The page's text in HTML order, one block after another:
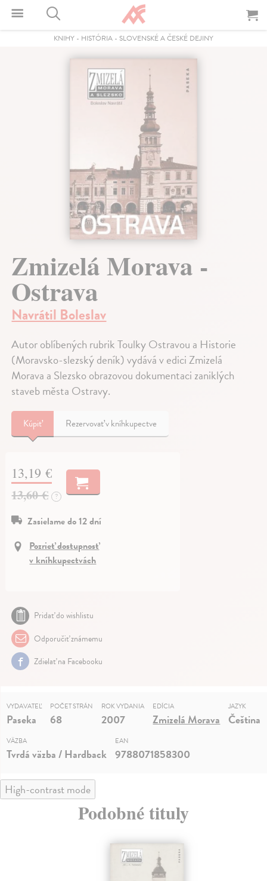
KNIHY - HISTÓRIA - SLOVENSKÉ A ČESKÉ DEJINY
Zmizelá Morava -
Ostrava
Navrátil Boleslav
Autor oblíbených rubrik Toulky Ostravou a Historie
(Moravsko-slezský deník) vydává v edici Zmizelá
Morava a Slezsko obrazovou dokumentaci zaniklých
staveb města Ostravy.
Kúpiť Rezervovať v kníhkupectve
13,19 €
13,60 €
?
Zasielame do 12 dní
Pozrieť dostupnosť
v kníhkupectvách
Pridať do wishlistu
Odporučiť známemu
Zdielať na Facebooku
VYDAVATEĽ
Paseka
POČET STRÁN
68
ROK VYDANIA
2007
EDÍCIA
Zmizelá Morava
JAZYK
Čeština
VÄZBA
Tvrdá väzba / Hardback
EAN
9788071858300
High-contrast mode
Podobné tituly